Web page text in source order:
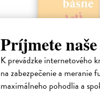
Príjmete
K prevádzke internetového
na zabezpečenie a meranie
maximálneho pohodlia a
Tak taketo basne
pre deti píše
Hevier Daniel
| Elektronická